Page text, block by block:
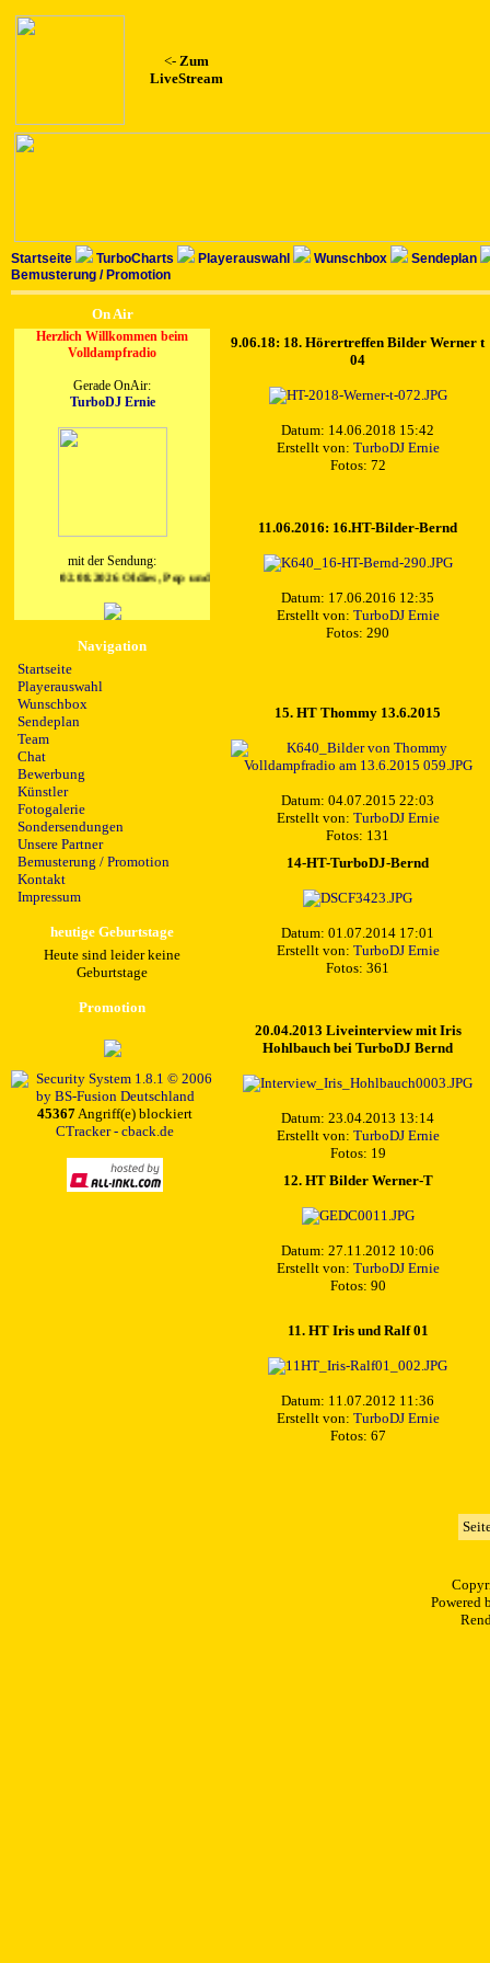
<- Zum
LiveStream
Startseite TurboCharts Playerauswahl Wunschbox
Sendeplan
Bemusterung / Promotion
On Air
Herzlich Willkommen beim
Volldampfradio
Gerade OnAir:
TurboDJ Ernie
mit der Sendung:
02.08.2026 Oldies, Pop und Schlager mit Vinyl Wunschbox von 1 - 5327
Navigation
Startseite
Playerauswahl
Wunschbox
Sendeplan
Team
Chat
Bewerbung
Künstler
Fotogalerie
Sondersendungen
Unsere Partner
Bemusterung / Promotion
Kontakt
Impressum
heutige Geburtstage
Heute sind leider keine
Geburtstage
Promotion
45367Angriff(e) blockiert
CTracker - cback.de
9.06.18: 18. Hörertreffen Bilder Werner t
04
Datum: 14.06.2018 15:42
Erstellt von: TurboDJ Ernie
Fotos: 72
11.06.2016: 16.HT-Bilder-Bernd
Datum: 17.06.2016 12:35
Erstellt von: TurboDJ Ernie
Fotos: 290
15. HT Thommy 13.6.2015
Datum: 04.07.2015 22:03
Erstellt von: TurboDJ Ernie
Fotos: 131
14-HT-TurboDJ-Bernd
Datum: 01.07.2014 17:01
Erstellt von: TurboDJ Ernie
Fotos: 361
20.04.2013 Liveinterview mit Iris
Hohlbauch bei TurboDJ Bernd
Datum: 23.04.2013 13:14
Erstellt von: TurboDJ Ernie
Fotos: 19
12. HT Bilder Werner-T
Datum: 27.11.2012 10:06
Erstellt von: TurboDJ Ernie
Fotos: 90
11. HT Iris und Ralf 01
Datum: 11.07.2012 11:36
Erstellt von: TurboDJ Ernie
Fotos: 67
Powered